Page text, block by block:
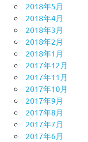
2018年5月
2018年4月
2018年3月
2018年2月
2018年1月
2017年12月
2017年11月
2017年10月
2017年9月
2017年8月
2017年7月
2017年6月